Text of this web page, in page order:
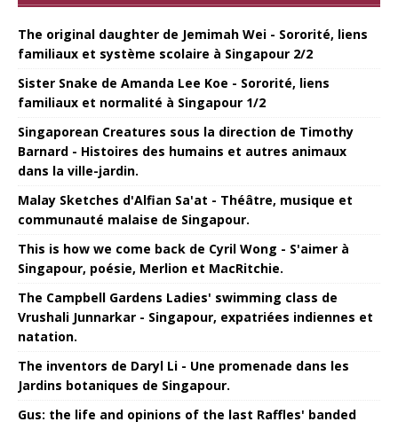
The original daughter de Jemimah Wei - Sororité, liens
familiaux et système scolaire à Singapour 2/2
Sister Snake de Amanda Lee Koe - Sororité, liens
familiaux et normalité à Singapour 1/2
Singaporean Creatures sous la direction de Timothy
Barnard - Histoires des humains et autres animaux
dans la ville-jardin.
Malay Sketches d'Alfian Sa'at - Théâtre, musique et
communauté malaise de Singapour.
This is how we come back de Cyril Wong - S'aimer à
Singapour, poésie, Merlion et MacRitchie.
The Campbell Gardens Ladies' swimming class de
Vrushali Junnarkar - Singapour, expatriées indiennes et
natation.
The inventors de Daryl Li - Une promenade dans les
Jardins botaniques de Singapour.
Gus: the life and opinions of the last Raffles' banded